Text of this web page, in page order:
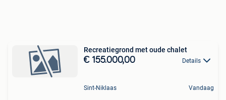
Recreatiegrond met oude chalet
€ 155.000,00 Details
Sint-Niklaas Vandaag